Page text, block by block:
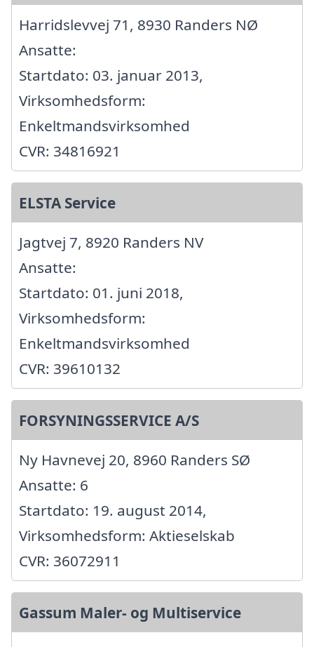
Harridslevvej 71, 8930 Randers NØ
Ansatte:
Startdato: 03. januar 2013,
Virksomhedsform:
Enkeltmandsvirksomhed
CVR: 34816921
ELSTA Service
Jagtvej 7, 8920 Randers NV
Ansatte:
Startdato: 01. juni 2018,
Virksomhedsform:
Enkeltmandsvirksomhed
CVR: 39610132
FORSYNINGSSERVICE A/S
Ny Havnevej 20, 8960 Randers SØ
Ansatte: 6
Startdato: 19. august 2014,
Virksomhedsform: Aktieselskab
CVR: 36072911
Gassum Maler- og Multiservice